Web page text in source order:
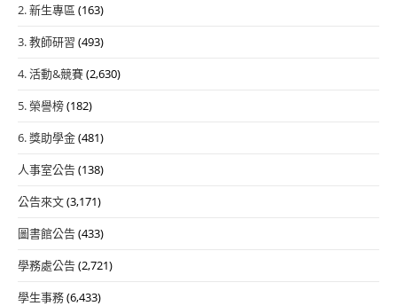
2. 新生專區 (163)
3. 教師研習 (493)
4. 活動&競賽(2,630)
5. 榮譽榜(182)
6. 獎助學金(481)
人事室公告(138)
公告來文(3,171)
圖書館公告(433)
學務處公告(2,721)
學生事務(6,433)